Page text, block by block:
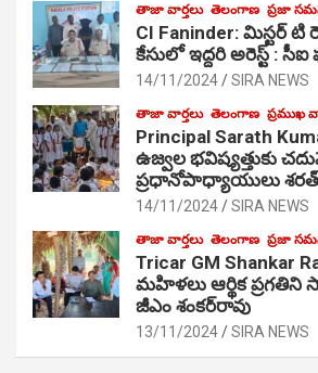
తాజా వార్తలు తెలంగాణ ప్రజా
CI Faninder: మిస్టర్ టి
కేసులో ఇద్దరి అరెస్ట్ :
14/11/2024 SIRA NEWS
తాజా వార్తలు తెలంగాణ ప్రముఖ
Principal Sarath
ఉజ్వల భవిష్యత్తుకు
ప్రధానోపాధ్యాయులు
14/11/2024 SIRA NEWS
తాజా వార్తలు తెలంగాణ ప్రజా
Tricar GM Shankar
మహిళలు ఆర్థిక
జీఎం శంకర్‌రావు
13/11/2024 SIRA NEWS